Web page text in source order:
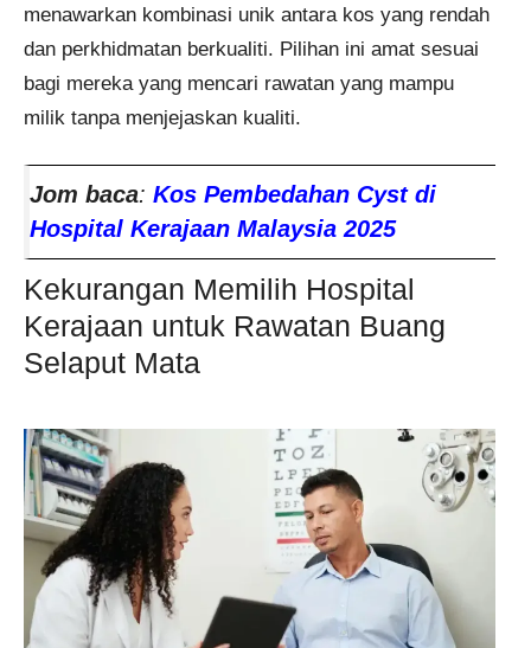
menawarkan kombinasi unik antara kos yang rendah
dan perkhidmatan berkualiti. Pilihan ini amat sesuai
bagi mereka yang mencari rawatan yang mampu
milik tanpa menjejaskan kualiti.
Jom baca: Kos Pembedahan Cyst di
Hospital Kerajaan Malaysia 2025
Kekurangan Memilih Hospital
Kerajaan untuk Rawatan Buang
Selaput Mata